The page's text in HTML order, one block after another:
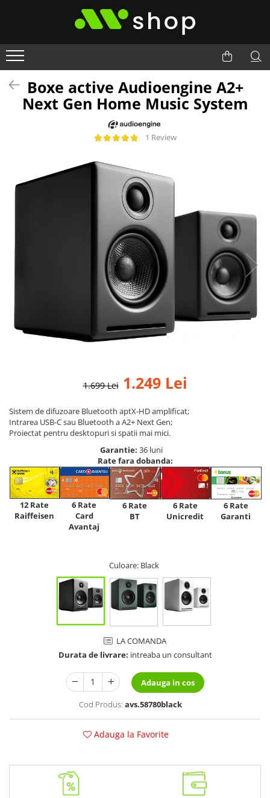
Boxe active Audioengine A2+
Next Gen Home Music System
1 Review
1.699 Lei 1.249 Lei
Sistem de difuzoare Bluetooth aptX-HD amplificat;
Intrarea USB-C sau Bluetooth a A2+ Next Gen;
Proiectat pentru desktopuri si spatii mai mici.
Garantie: 36 luni
Rate fara dobanda:
12 Rate
Raiffeisen
6 Rate
Card
Avantaj
6 Rate
BT
6 Rate
Unicredit
6 Rate
Garanti
Culoare: Black
LA COMANDA
Durata de livrare: intreaba un consultant
Adauga in cos
Cod Produs: avs.58780black
Adauga la Favorite